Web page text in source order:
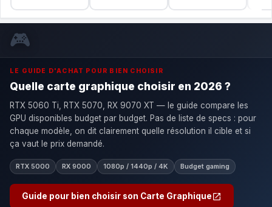
🎮
LE GUIDE D'ACHAT POUR BIEN CHOISIR
Quelle carte graphique choisir en 2026 ?
RTX 5060 Ti, RTX 5070, RX 9070 XT — le guide compare les
GPU disponibles budget par budget. Pas de liste de specs : pour
chaque modèle, on dit clairement quelle résolution il cible et si
ça vaut le prix demandé.
RTX 5000 RX 9000 1080p / 1440p / 4K Budget gaming
Guide pour bien choisir son Carte Graphique